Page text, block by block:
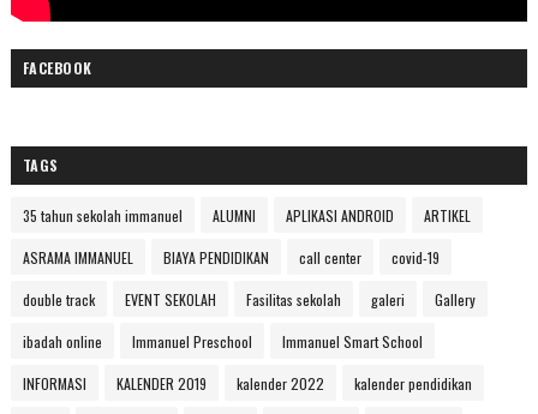
FACEBOOK
TAGS
35 tahun sekolah immanuel ALUMNI APLIKASI ANDROID ARTIKEL
ASRAMA IMMANUEL BIAYA PENDIDIKAN call center covid-19
double track EVENT SEKOLAH Fasilitas sekolah galeri Gallery
ibadah online Immanuel Preschool Immanuel Smart School
INFORMASI KALENDER 2019 kalender 2022 kalender pendidikan